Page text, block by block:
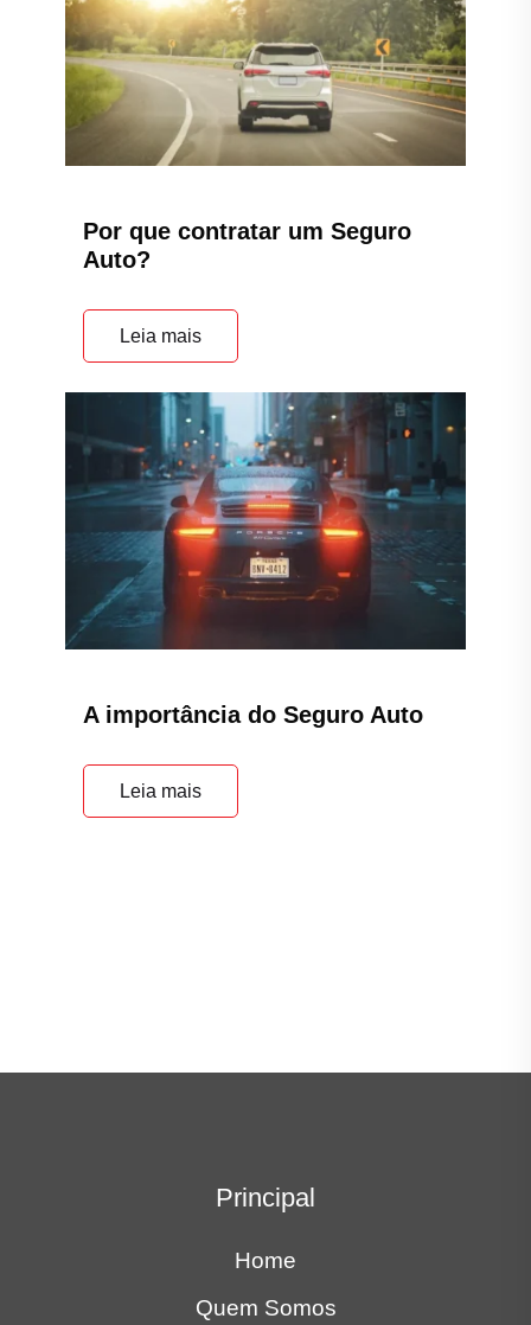
Por que contratar um Seguro
Auto?
Leia mais
A importância do Seguro Auto
Leia mais
Principal
Home
Quem Somos